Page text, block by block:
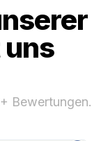
Bewertungen.